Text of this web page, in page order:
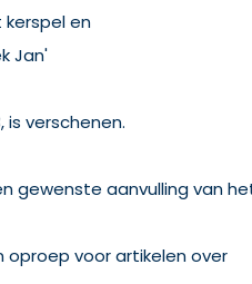
kerspel en
Jan'
verschenen.
gewenste aanvulling van
voor artikelen over